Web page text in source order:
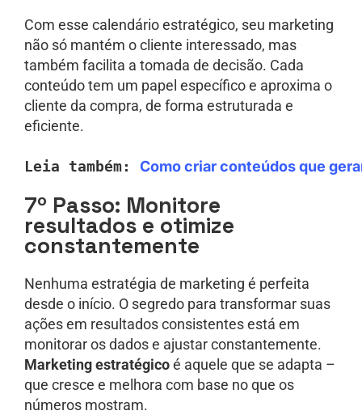
Com esse calendário estratégico, seu marketing
não só mantém o cliente interessado, mas
também facilita a tomada de decisão. Cada
conteúdo tem um papel específico e aproxima o
cliente da compra, de forma estruturada e
eficiente.
Leia também: Como criar conteúdos que
7º Passo: Monitore
resultados e otimize
constantemente
Nenhuma estratégia de marketing é perfeita
desde o início. O segredo para transformar suas
ações em resultados consistentes está em
monitorar os dados e ajustar constantemente.
Marketing estratégicoé aquele que se adapta –
que cresce e melhora com base no que os
números mostram.